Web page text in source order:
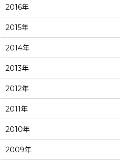
2016年
2015年
2014年
2013年
2012年
2011年
2010年
2009年